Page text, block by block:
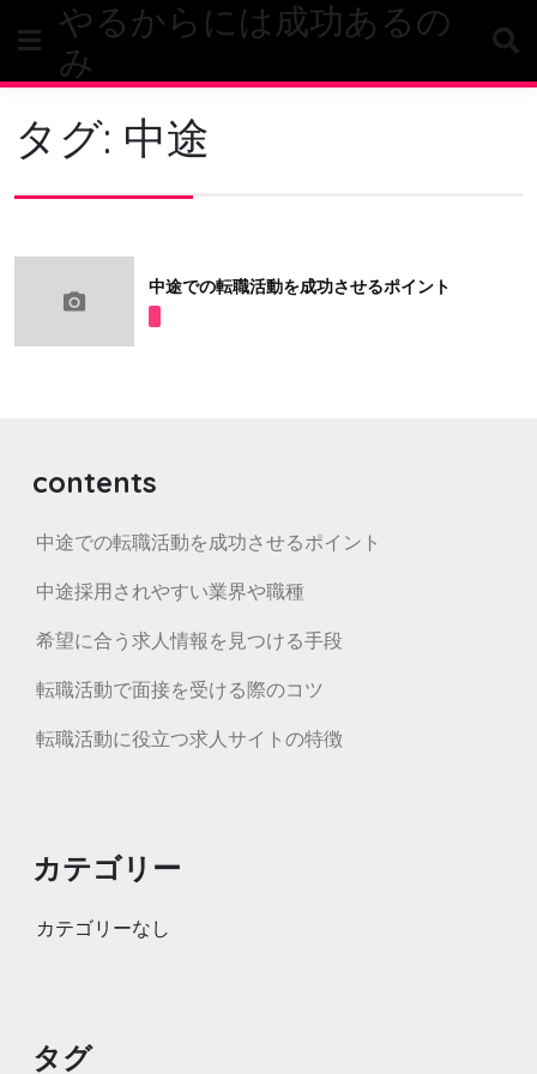
content
やるからには成功あるの
み
タグ: 中途
中途での転職活動を成功させるポイント
contents
中途での転職活動を成功させるポイント
中途採用されやすい業界や職種
希望に合う求人情報を見つける手段
転職活動で面接を受ける際のコツ
転職活動に役立つ求人サイトの特徴
カテゴリー
カテゴリーなし
タグ